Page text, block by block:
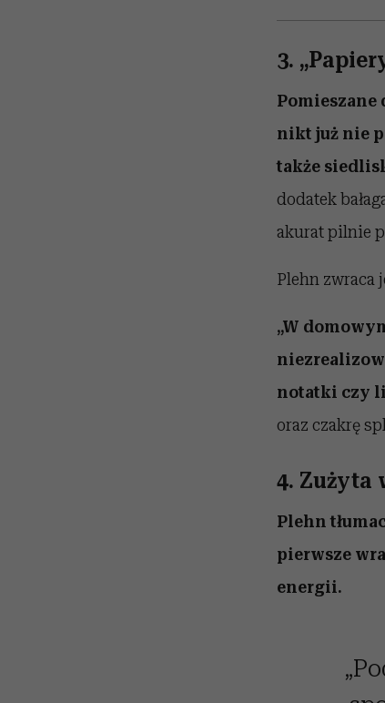
3.
nikt już nie
także
dodatek
akurat pilnie
Plehn zwraca
„W
notatki czy
oraz czakrę
4. Zużyta
Plehn
pierwsze
energii.